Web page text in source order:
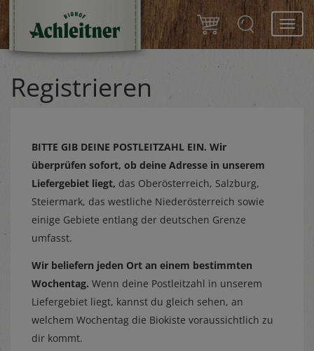
Registrieren
BITTE GIB DEINE POSTLEITZAHL EIN. Wir
überprüfen sofort, ob deine Adresse in unserem
Liefergebiet liegt, das Oberösterreich, Salzburg,
Steiermark, das westliche Niederösterreich sowie
einige Gebiete entlang der deutschen Grenze
umfasst.
Wir beliefern jeden Ort an einem bestimmten
Wochentag. Wenn deine Postleitzahl in unserem
Liefergebiet liegt, kannst du gleich sehen, an
welchem Wochentag die Biokiste voraussichtlich zu
dir kommt.